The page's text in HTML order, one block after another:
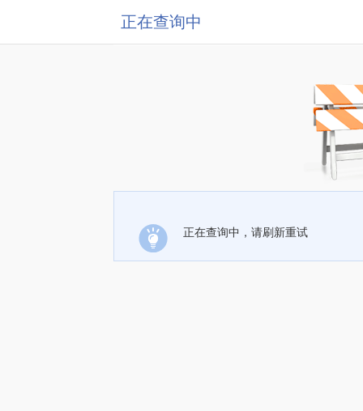
正在查询中
正在查询中，请刷新重试